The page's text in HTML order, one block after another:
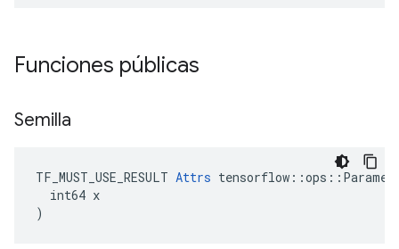
Funciones públicas
Semilla
TF_MUST_USE_RESULT Attrs
  int64 x
)